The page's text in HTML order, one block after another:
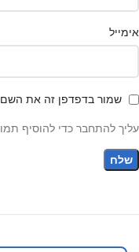
אימייל
שמור בדפדפן זה את
עליך להתחבר כדי להוסיף